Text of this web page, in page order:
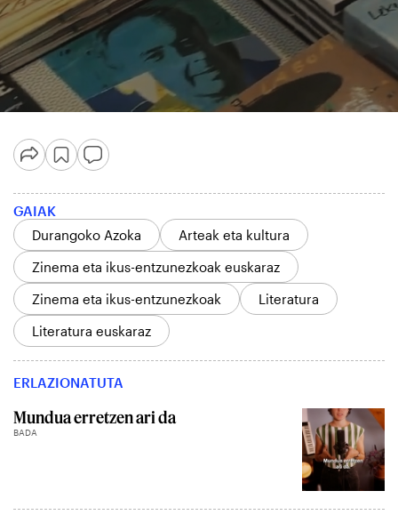
GAIAK
Durangoko Azoka
Arteak eta kultura
Zinema eta ikus-entzunezkoak euskaraz
Zinema eta ikus-entzunezkoak
Literatura
Literatura euskaraz
ERLAZIONATUTA
Mundua erretzen ari da
BADA